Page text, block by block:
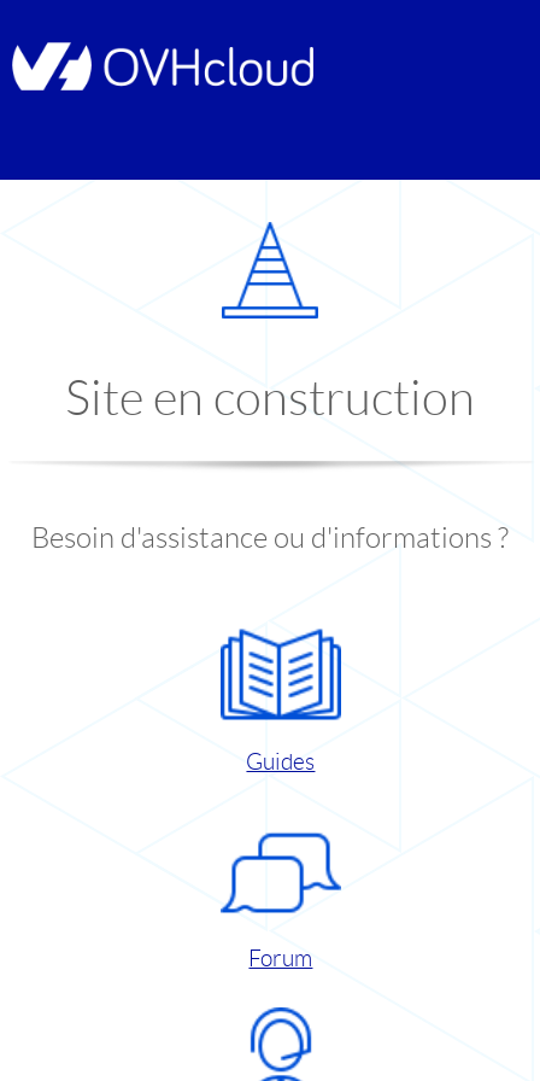
Site en construction
Besoin d'assistance ou d'informations ?
Guides
Forum